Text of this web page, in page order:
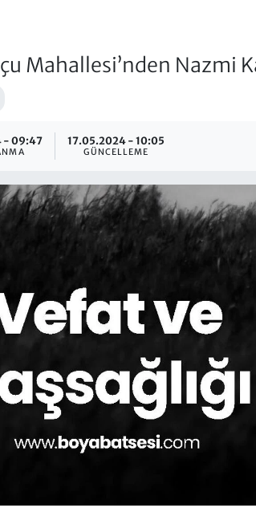
Mahallesi’nden Nazmi
- 09:47 17.05.2024 - 10:05
GÜNCELLEME